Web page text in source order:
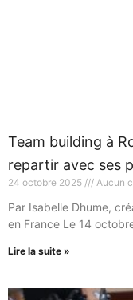
Team building à
repartir avec ses
24 octobre 2025 Aucun
Par Isabelle Dhume,
en France Le 14
Lire la suite »